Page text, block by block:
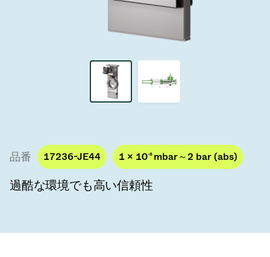
真空マルチバルブユニット
真空バルブ技術
品番 17236-JE44 1 × 10-8 mbar～2 bar (abs)
過酷な環境でも高い信頼性